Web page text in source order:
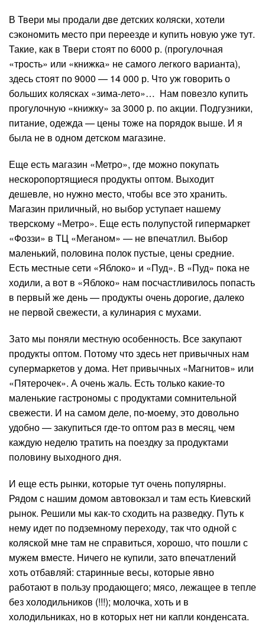
В Твери мы продали две детских коляски, хотели
сэкономить место при переезде и купить новую уже тут.
Такие, как в Твери стоят по 6000 р. (прогулочная
«трость» или «книжка» не самого легкого варианта),
здесь стоят по 9000 — 14 000 р. Что уж говорить о
больших колясках «зима-лето»… Нам повезло купить
прогулочную «книжку» за 3000 р. по акции. Подгузники,
питание, одежда — цены тоже на порядок выше. И я
была не в одном детском магазине.
Еще есть магазин «Метро», где можно покупать
нескоропортящиеся продукты оптом. Выходит
дешевле, но нужно место, чтобы все это хранить.
Магазин приличный, но выбор уступает нашему
тверскому «Метро». Еще есть полупустой гипермаркет
«Фоззи» в ТЦ «Меганом» — не впечатлил. Выбор
маленький, половина полок пустые, цены средние.
Есть местные сети «Яблоко» и «Пуд». В «Пуд» пока не
ходили, а вот в «Яблоко» нам посчастливилось попасть
в первый же день — продукты очень дорогие, далеко
не первой свежести, а кулинария с мухами.
Зато мы поняли местную особенность. Все закупают
продукты оптом. Потому что здесь нет привычных нам
супермаркетов у дома. Нет привычных «Магнитов» или
«Пятерочек». А очень жаль. Есть только какие-то
маленькие гастрономы с продуктами сомнительной
свежести. И на самом деле, по-моему, это довольно
удобно — закупиться где-то оптом раз в месяц, чем
каждую неделю тратить на поездку за продуктами
половину выходного дня.
И еще есть рынки, которые тут очень популярны.
Рядом с нашим домом автовокзал и там есть Киевский
рынок. Решили мы как-то сходить на разведку. Путь к
нему идет по подземному переходу, так что одной с
коляской мне там не справиться, хорошо, что пошли с
мужем вместе. Ничего не купили, зато впечатлений
хоть отбавляй: старинные весы, которые явно
работают в пользу продающего; мясо, лежащее в тепле
без холодильников (!!!); молочка, хоть и в
холодильниках, но в которых нет ни капли конденсата.